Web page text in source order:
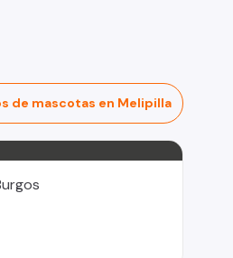
de mascotas en Melipilla